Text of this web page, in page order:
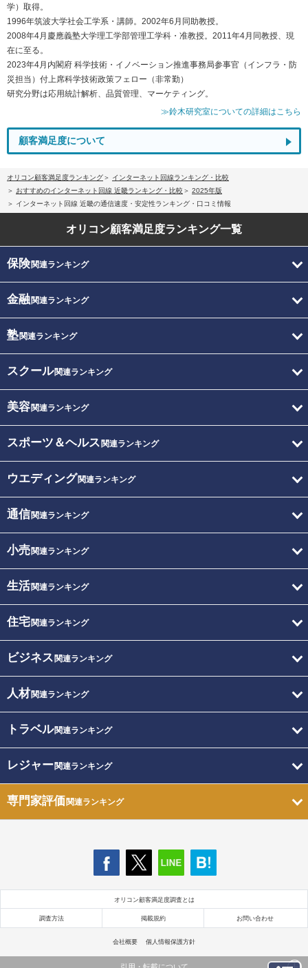
学）取得。
1996年筑波大学社会工学系・講師。2002年6月同助教授。
2008年4月慶應義塾大学理工学部管理工学科・准教授。2011年4月同教授、現
在に至る。
2023年4月内閣府 科学技術・イノベーション推進事務局参事官（インフラ・防
災担当）付上席科学技術政策フェロー（非常勤）
研究分野は応用統計解析、品質管理、マーケティング。
≫鈴木研究室についての詳細はこちら
顧客満足度について
オリコン顧客満足度ランキング
インターネット回線ランキング・比較
おすすめのインターネット回線 近畿ランキング・比較
2025年版
インターネット回線 近畿の通信速度・安定性ランキング・口コミ情報
オリコン顧客満足度ランキング一覧
保険関連ランキング
金融関連ランキング
塾関連ランキング
スクール関連ランキング
美容関連ランキング
スポーツ＆ヘルス 関連ランキング
ウエディング関連ランキング
通信関連ランキング
小売関連ランキング
生活関連ランキング
住宅関連ランキング
ビジネス 関連ランキング
人材関連ランキング
トラベル関連ランキング
レジャー関連ランキング
専門家評価関連ランキング
オリコン顧客満足度調査とは
調査方法 掲載規約 お問い合わせ
会社概要 個人情報保護方針